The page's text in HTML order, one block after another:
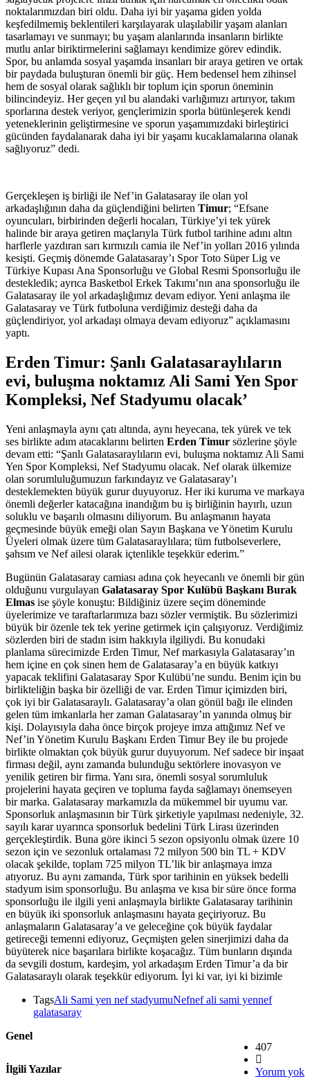
noktalarımızdan biri oldu. Daha iyi bir yaşama giden yolda
keşfedilmemiş beklentileri karşılayarak ulaşılabilir yaşam alanları
tasarlamayı ve sunmayı; bu yaşam alanlarında insanların birlikte
mutlu anlar biriktirmelerini sağlamayı kendimize görev edindik.
Spor, bu anlamda sosyal yaşamda insanları bir araya getiren ve ortak
bir paydada buluşturan önemli bir güç. Hem bedensel hem zihinsel
hem de sosyal olarak sağlıklı bir toplum için sporun öneminin
bilincindeyiz. Her geçen yıl bu alandaki varlığımızı artırıyor, takım
sporlarına destek veriyor, gençlerimizin sporla bütünleşerek kendi
yeteneklerinin geliştirmesine ve sporun yaşamımızdaki birleştirici
gücünden faydalanarak daha iyi bir yaşamı kucaklamalarına olanak
sağlıyoruz” dedi.
Gerçekleşen iş birliği ile Nef’in Galatasaray ile olan yol
arkadaşlığının daha da güçlendiğini belirten Timur; “Efsane
oyuncuları, birbirinden değerli hocaları, Türkiye’yi tek yürek
halinde bir araya getiren maçlarıyla Türk futbol tarihine adını altın
harflerle yazdıran sarı kırmızılı camia ile Nef’in yolları 2016 yılında
kesişti. Geçmiş dönemde Galatasaray’ı Spor Toto Süper Lig ve
Türkiye Kupası Ana Sponsorluğu ve Global Resmi Sponsorluğu ile
destekledik; ayrıca Basketbol Erkek Takımı’nın ana sponsorluğu ile
Galatasaray ile yol arkadaşlığımız devam ediyor. Yeni anlaşma ile
Galatasaray ve Türk futboluna verdiğimiz desteği daha da
güçlendiriyor, yol arkadaşı olmaya devam ediyoruz” açıklamasını
yaptı.
Erden Timur: Şanlı Galatasaraylıların
evi, buluşma noktamız Ali Sami Yen Spor
Kompleksi, Nef Stadyumu olacak’
Yeni anlaşmayla aynı çatı altında, aynı heyecana, tek yürek ve tek
ses birlikte adım atacaklarını belirten Erden Timur sözlerine şöyle
devam etti: “Şanlı Galatasaraylıların evi, buluşma noktamız Ali Sami
Yen Spor Kompleksi, Nef Stadyumu olacak. Nef olarak ülkemize
olan sorumluluğumuzun farkındayız ve Galatasaray’ı
desteklemekten büyük gurur duyuyoruz. Her iki kuruma ve markaya
önemli değerler katacağına inandığım bu iş birliğinin hayırlı, uzun
soluklu ve başarılı olmasını diliyorum. Bu anlaşmanın hayata
geçmesinde büyük emeği olan Sayın Başkana ve Yönetim Kurulu
Üyeleri olmak üzere tüm Galatasaraylılara; tüm futbolseverlere,
şahsım ve Nef ailesi olarak içtenlikle teşekkür ederim.”
Bugünün Galatasaray camiası adına çok heyecanlı ve önemli bir gün
olduğunu vurgulayan Galatasaray Spor Kulübü Başkanı Burak
Elmas ise şöyle konuştu: Bildiğiniz üzere seçim döneminde
üyelerimize ve taraftarlarımıza bazı sözler vermiştik. Bu sözlerimizi
büyük bir özenle tek tek yerine getirmek için çalışıyoruz. Verdiğimiz
sözlerden biri de stadın isim hakkıyla ilgiliydi. Bu konudaki
planlama sürecimizde Erden Timur, Nef markasıyla Galatasaray’ın
hem içine en çok sinen hem de Galatasaray’a en büyük katkıyı
yapacak teklifini Galatasaray Spor Kulübü’ne sundu. Benim için bu
birlikteliğin başka bir özelliği de var. Erden Timur içimizden biri,
çok iyi bir Galatasaraylı. Galatasaray’a olan gönül bağı ile elinden
gelen tüm imkanlarla her zaman Galatasaray’ın yanında olmuş bir
kişi. Dolayısıyla daha önce birçok projeye imza attığımız Nef ve
Nef’in Yönetim Kurulu Başkanı Erden Timur Bey ile bu projede
birlikte olmaktan çok büyük gurur duyuyorum. Nef sadece bir inşaat
firması değil, aynı zamanda bulunduğu sektörlere inovasyon ve
yenilik getiren bir firma. Yanı sıra, önemli sosyal sorumluluk
projelerini hayata geçiren ve topluma fayda sağlamayı önemseyen
bir marka. Galatasaray markamızla da mükemmel bir uyumu var.
Sponsorluk anlaşmasının bir Türk şirketiyle yapılması nedeniyle, 32.
sayılı karar uyarınca sponsorluk bedelini Türk Lirası üzerinden
gerçekleştirdik. Buna göre ikinci 5 sezon opsiyonlu olmak üzere 10
sezon için ve sezonluk ortalaması 72 milyon 500 bin TL + KDV
olacak şekilde, toplam 725 milyon TL’lik bir anlaşmaya imza
atıyoruz. Bu aynı zamanda, Türk spor tarihinin en yüksek bedelli
stadyum isim sponsorluğu. Bu anlaşma ve kısa bir süre önce forma
sponsorluğu ile ilgili yeni anlaşmayla birlikte Galatasaray tarihinin
en büyük iki sponsorluk anlaşmasını hayata geçiriyoruz. Bu
anlaşmaların Galatasaray’a ve geleceğine çok büyük faydalar
getireceği temenni ediyoruz, Geçmişten gelen sinerjimizi daha da
büyüterek nice başarılara birlikte koşacağız. Tüm bunların dışında
da sevgili dostum, kardeşim, yol arkadaşım Erden Timur’a da bir
Galatasaraylı olarak teşekkür ediyorum. İyi ki var, iyi ki bizimle
TagsAli Sami yen nef stadyumuNefnef ali sami yennef
galatasaray
407
Yorum yok
Genel
İlgili Yazılar